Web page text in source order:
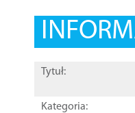
Tytuł:
Kategoria: